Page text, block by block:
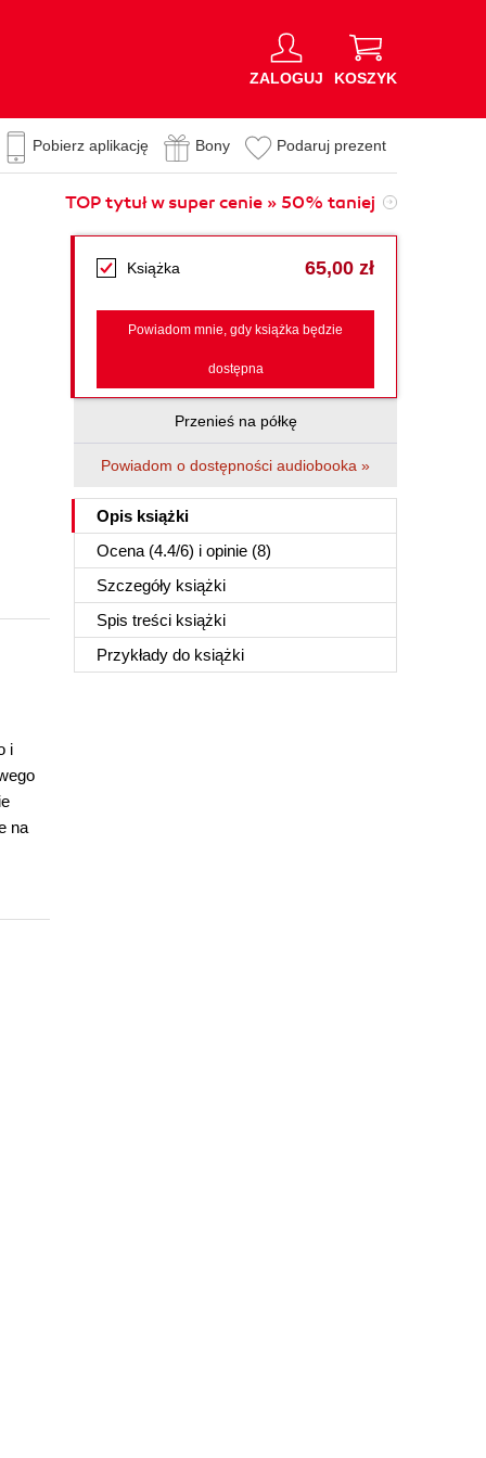
ZALOGUJ KOSZYK
Pobierz aplikację Bony Podaruj prezent
TOP tytuł w super cenie » 50% taniej
Książka 65,00 zł
Powiadom mnie, gdy książka będzie
dostępna
Przenieś na półkę
Powiadom o dostępności audiobooka »
Opis książki
Ocena (4.4/6) i opinie (8)
Szczegóły książki
Spis treści książki
Przykłady do książki
i
na